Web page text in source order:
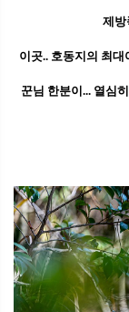
제방
이곳.. 호동지의 최대
꾼님 한분이... 열심